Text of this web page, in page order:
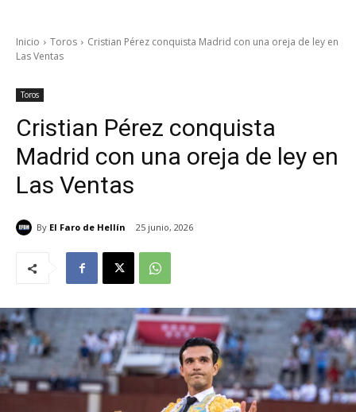
Inicio Toros
Cristian Pérez conquista Madrid con una oreja de ley en
Las Ventas
Toros
Cristian Pérez conquista
Madrid con una oreja de ley en
Las Ventas
By El Faro de Hellín 25 junio, 2026